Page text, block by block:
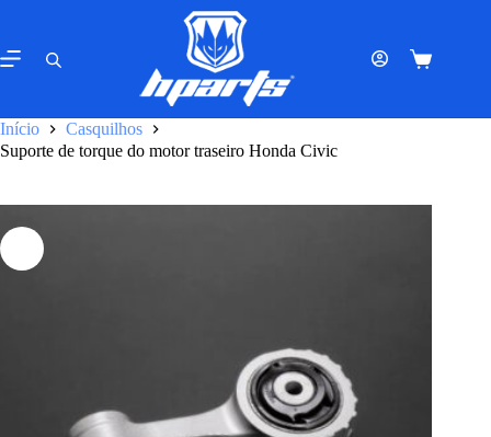
o
conteúdo
Carrinho
Início
Casquilhos
Suporte de torque do motor traseiro Honda Civic